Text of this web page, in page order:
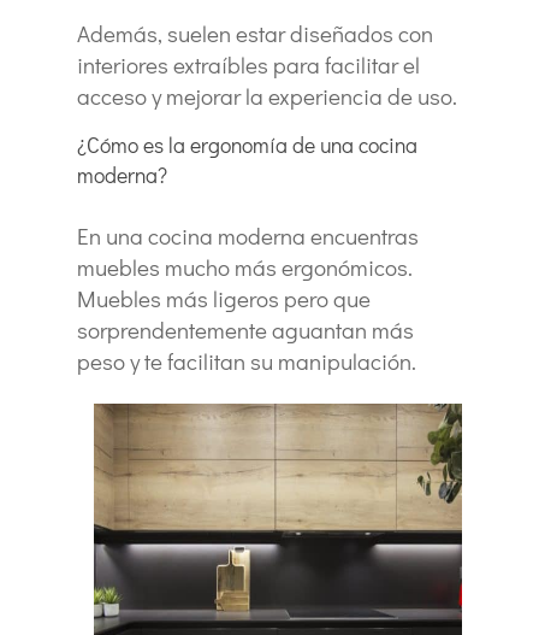
Además, suelen estar diseñados con
interiores extraíbles para facilitar el
acceso y mejorar la experiencia de uso.
¿Cómo es la ergonomía de una cocina
moderna?
En una cocina moderna encuentras
muebles mucho más ergonómicos.
Muebles más ligeros pero que
sorprendentemente aguantan más
peso y te facilitan su manipulación.